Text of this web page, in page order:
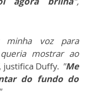
minha voz para
mostrar ao
justifica Duffy. "Me
do fundo do